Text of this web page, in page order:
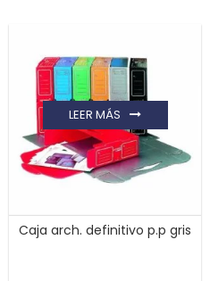
Caja arch. definitivo p.p gris
LEER MÁS